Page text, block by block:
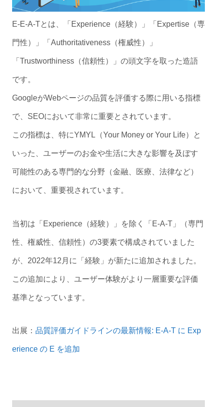
E-E-A-Tとは、「Experience（経験）」「Expertise（専
門性）」「Authoritativeness（権威性）」
「Trustworthiness（信頼性）」の頭文字を取った造語
です。
GoogleがWebページの品質を評価する際に用いる指標
で、SEOにおいて非常に重要とされています。
この指標は、特にYMYL（Your Money or Your Life）と
いった、ユーザーのお金や生活に大きな影響を及ぼす
可能性のある専門的な分野（金融、医療、法律など）
において、重要視されています。
当初は「Experience（経験）」を除く「E-A-T」（専門
性、権威性、信頼性）の3要素で構成されていました
が、2022年12月に「経験」が新たに追加されました。
この追加により、ユーザー体験がより一層重要な評価
基準となっています。
出展： 品質評価ガイドラインの最新情報: E-A-T に Exp
erience の E を追加